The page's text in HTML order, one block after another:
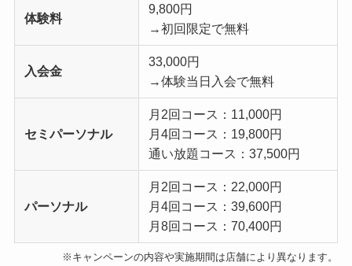
体験料
9,800円
→初回限定で無料
入会金
33,000円
→体験当日入会で無料
セミパーソナル
月2回コース：11,000円
月4回コース：19,800円
通い放題コース：37,500円
パーソナル
月2回コース：22,000円
月4回コース：39,600円
月8回コース：70,400円
※キャンペーンの内容や実施期間は店舗により異なります。